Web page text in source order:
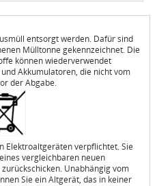
entsorgt werden. Dafür sind
Mülltonne gekennzeichnet. Die
können wiederverwendet
Akkumulatoren, die nicht vom
der Abgabe.
Elektroaltgeräten verpflichtet. Sie
vergleichbaren neuen
Unabhängig vom
Sie ein Altgerät, das in keiner